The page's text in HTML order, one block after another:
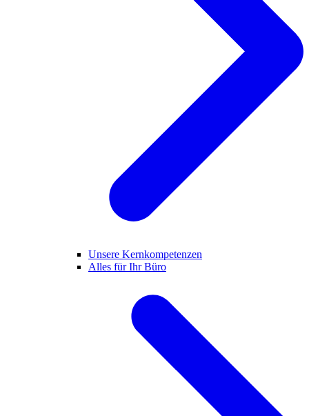
Unsere Kernkompetenzen
Alles für Ihr Büro